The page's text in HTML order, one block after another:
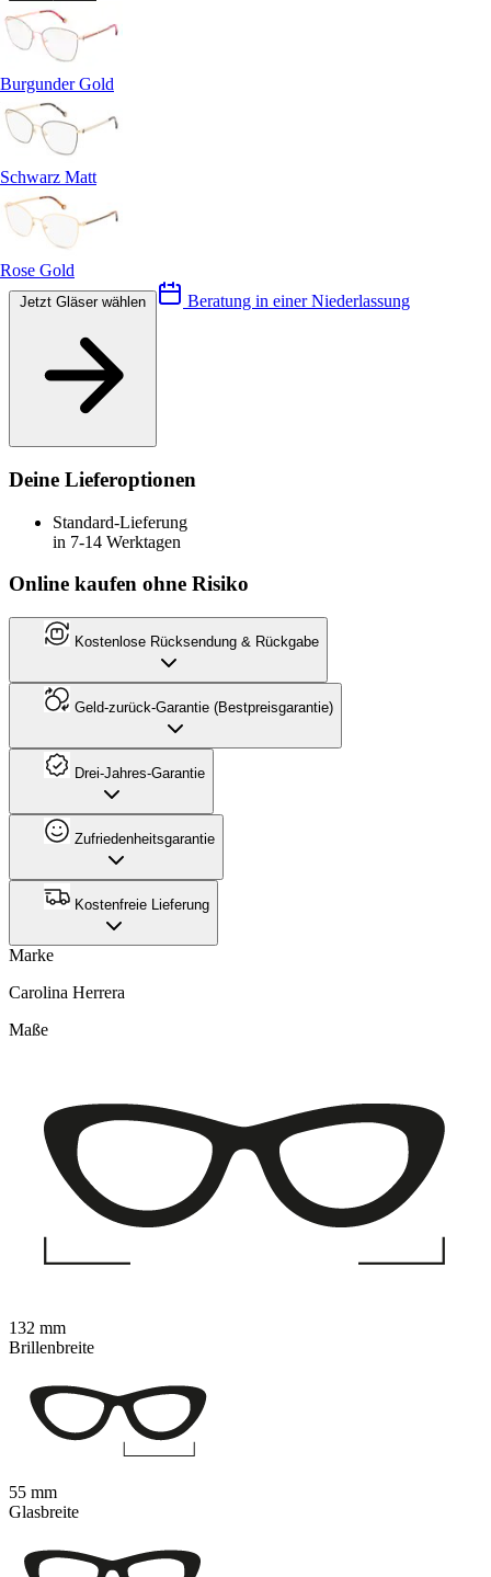
Burgunder Gold
Schwarz Matt
Rose Gold
Beratung in einer Niederlassung
Deine Lieferoptionen
Standard-Lieferung
in 7-14 Werktagen
Online kaufen ohne Risiko
Kostenlose Rücksendung & Rückgabe
Geld-zurück-Garantie (Bestpreisgarantie)
Drei-Jahres-Garantie
Zufriedenheitsgarantie
Kostenfreie Lieferung
Marke
Carolina Herrera
Maße
132 mm
Brillenbreite
55 mm
Glasbreite